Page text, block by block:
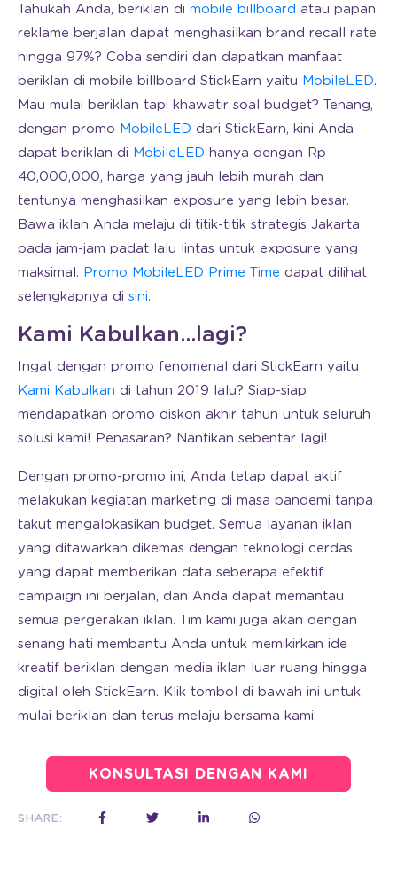
Tahukah Anda, beriklan di mobile billboard atau papan
reklame berjalan dapat menghasilkan brand recall rate
hingga 97%? Coba sendiri dan dapatkan manfaat
beriklan di mobile billboard StickEarn yaitu MobileLED.
Mau mulai beriklan tapi khawatir soal budget? Tenang,
dengan promo MobileLED dari StickEarn, kini Anda
dapat beriklan di MobileLED hanya dengan Rp
40,000,000, harga yang jauh lebih murah dan
tentunya menghasilkan exposure yang lebih besar.
Bawa iklan Anda melaju di titik-titik strategis Jakarta
pada jam-jam padat lalu lintas untuk exposure yang
maksimal. Promo MobileLED Prime Time dapat dilihat
selengkapnya di sini.
Kami Kabulkan…lagi?
Ingat dengan promo fenomenal dari StickEarn yaitu
Kami Kabulkan di tahun 2019 lalu? Siap-siap
mendapatkan promo diskon akhir tahun untuk seluruh
solusi kami! Penasaran? Nantikan sebentar lagi!
Dengan promo-promo ini, Anda tetap dapat aktif
melakukan kegiatan marketing di masa pandemi tanpa
takut mengalokasikan budget. Semua layanan iklan
yang ditawarkan dikemas dengan teknologi cerdas
yang dapat memberikan data seberapa efektif
campaign ini berjalan, dan Anda dapat memantau
semua pergerakan iklan. Tim kami juga akan dengan
senang hati membantu Anda untuk memikirkan ide
kreatif beriklan dengan media iklan luar ruang hingga
digital oleh StickEarn. Klik tombol di bawah ini untuk
mulai beriklan dan terus melaju bersama kami.
KONSULTASI DENGAN KAMI
SHARE: